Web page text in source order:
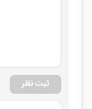
ثبت نظر